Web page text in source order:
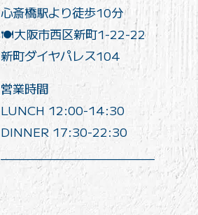
心斎橋駅より徒歩10分
🍽️大阪市西区新町1-22-22
新町ダイヤパレス104
営業時間
LUNCH 12:00-14:30
DINNER 17:30-22:30
______________________